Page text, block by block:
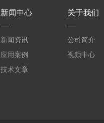
新闻中心
新闻资讯
应用案例
技术文章
关于我们
公司简介
视频中心